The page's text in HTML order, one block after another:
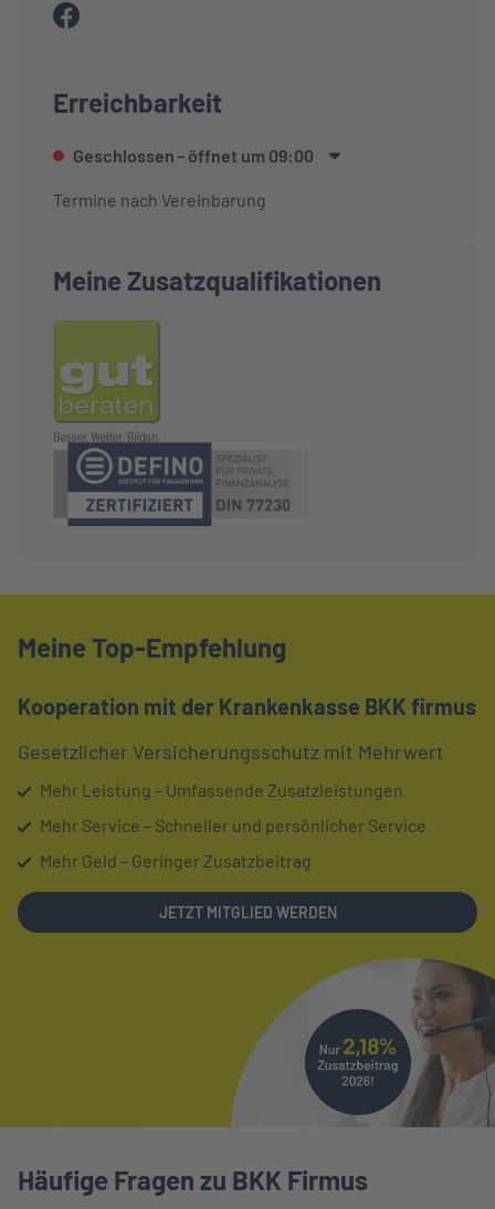
Erreichbarkeit
Geschlossen - öffnet um 09:00
Termine nach Vereinbarung
Meine Zusatzqualifikationen
Meine Top-Empfehlung
Kooperation mit der Krankenkasse BKK firmus
Gesetzlicher Versicherungsschutz mit Mehrwert
Mehr Leistung – Umfassende Zusatzleistungen
Mehr Service – Schneller und persönlicher Service
Mehr Geld – Geringer Zusatzbeitrag
JETZT MITGLIED WERDEN
LINK OPENS IN NEW TAB
Häufige Fragen zu BKK Firmus